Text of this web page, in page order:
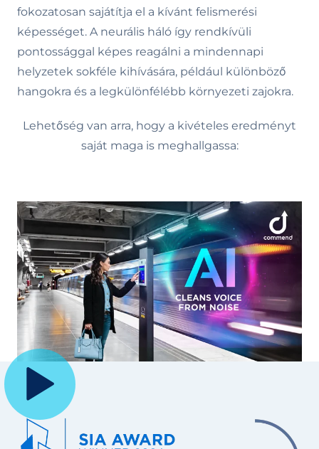
fokozatosan sajátítja el a kívánt felismerési
képességet. A neurális háló így rendkívüli
pontossággal képes reagálni a mindennapi
helyzetek sokféle kihívására, például különböző
hangokra és a legkülönfélébb környezeti zajokra.
Lehetőség van arra, hogy a kivételes eredményt
saját maga is meghallgassa: